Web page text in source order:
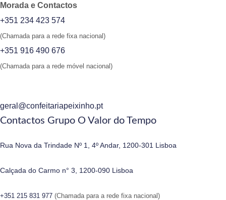
Morada e Contactos
+351 234 423 574
(Chamada para a rede fixa nacional)
+351 916 490 676
(Chamada para a rede móvel nacional)
geral@confeitariapeixinho.pt
Contactos Grupo O Valor do Tempo
Rua Nova da Trindade Nº 1, 4º Andar, 1200-301 Lisboa
Calçada do Carmo n° 3, 1200-090 Lisboa
+351 215 831 977 (Chamada para a rede fixa nacional)